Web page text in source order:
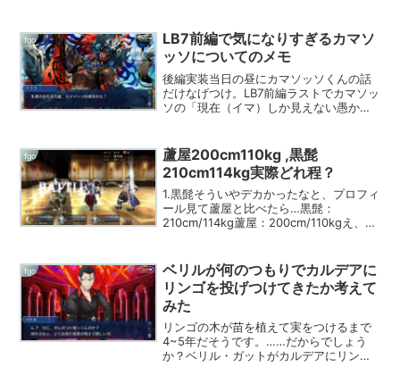
にこのボリュームを1日で消化し切れる
か...
fgo
LB7前編で気になりすぎるカマソ
ッソについてのメモ
後編実装当日の昼にカマソッソくんの話
だけなげつけ。LB7前編ラストでカマソッ
ソの「現在（イマ）しか見えない愚かな
噛み締める。LB7前編振り返り 600万年
前にORT絡み...
fgo
蘆屋200cm110kg ,黒髭
210cm114kg実際どれ程？
1.黒髭そういやデカかったなと、プロフィ
ール見て蘆屋と比べたら…黒髭：
210cm/114kg蘆屋：200cm/110kgえ、黒
実際両方並べて見たらどうなるか宝物庫
へ...
fgo
ベリルが何のつもりでカルデアに
リンゴを投げつけてきたか考えて
みた
リンゴの木が苗を植えて実をつけるまで
4~5年だそうです。……だからでしょう
か？ベリル・ガットがカルデアにリンゴ